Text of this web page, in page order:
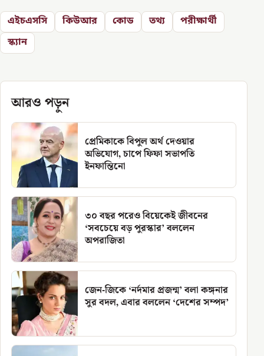
এইচএসসি কিউআর কোড তথ্য
পরীক্ষার্থী
স্ক্যান
আরও পড়ুন
প্রেমিকাকে বিপুল অর্থ দেওয়ার
অভিযোগ, চাপে ফিফা সভাপতি
ইনফান্তিনো
৩০ বছর পরেও বিয়েকেই জীবনের
‘সবচেয়ে বড় পুরস্কার’ বললেন
অপরাজিতা
জেন-জিকে ‘নর্দমার প্রজন্ম’ বলা কঙ্গনার
সুর বদল, এবার বললেন ‘দেশের সম্পদ’